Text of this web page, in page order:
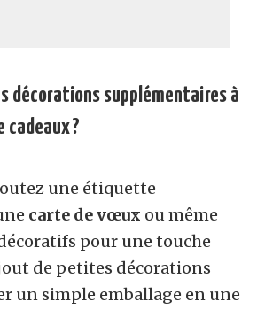
décorations supplémentaires à
cadeaux ?
une étiquette
carte de vœux ou même
pour une touche
de petites décorations
un simple emballage en une